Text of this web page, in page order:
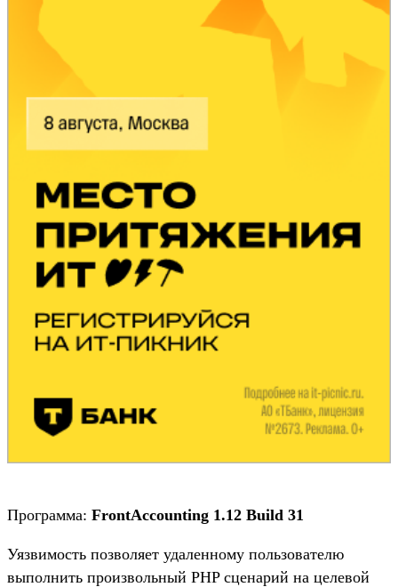
Программа: FrontAccounting 1.12 Build 31
Уязвимость позволяет удаленному пользователю
выполнить произвольный PHP сценарий на целевой